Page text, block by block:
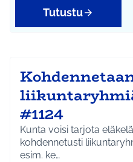
Tutustu
#1124
Kunta voisi tarjota
kohdennetusti
esim. ke…